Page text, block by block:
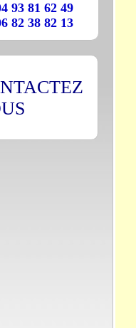
93 81 62 49
82 38 82 13